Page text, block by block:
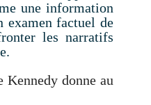
une information
examen factuel de
les narratifs
Kennedy donne au